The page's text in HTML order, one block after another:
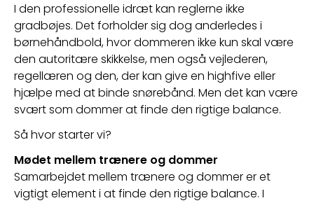
I den professionelle idræt kan reglerne ikke
gradbøjes. Det forholder sig dog anderledes i
børnehåndbold, hvor dommeren ikke kun skal være
den autoritære skikkelse, men også vejlederen,
regellæren og den, der kan give en highfive eller
hjælpe med at binde snørebånd. Men det kan være
svært som dommer at finde den rigtige balance.
Så hvor starter vi?
Mødet mellem trænere og dommer
Samarbejdet mellem trænere og dommer er et
vigtigt element i at finde den rigtige balance. I